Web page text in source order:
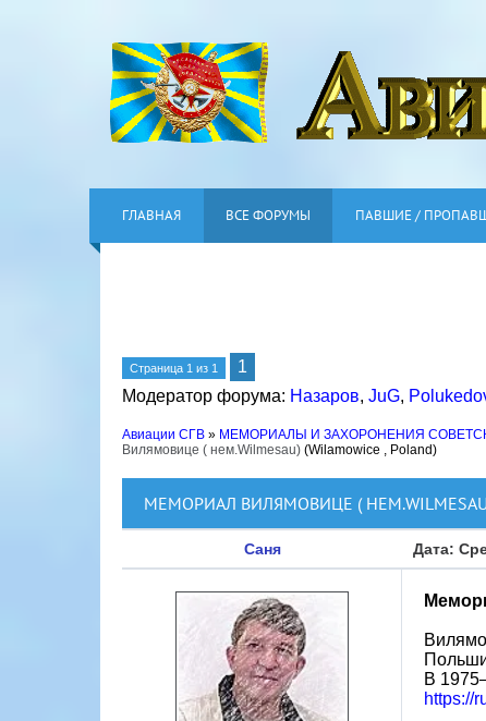
ГЛАВНАЯ ВСЕ ФОРУМЫ ПАВШИЕ /
Страница 1 из 1
1
Модератор форума: Назаров, JuG,
Авиации СГВ » МЕМОРИАЛЫ И ЗАХОРОНЕНИЯ
Вилямовице ( нем.Wilmesau) (Wilamowice , Poland)
МЕМОРИАЛ ВИЛЯМОВИЦЕ (
Саня Дата:
В
https://